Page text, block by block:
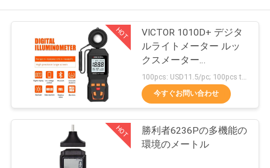
プ
ト
Reserved.
ル マルティメータ
ー
デジタル クランプ
マルティメーター
31
HOT
VICTOR 1010D+ デジタ
ルライトメーター ルッ
クスメーター
0~200000lux LED用の安
価なライト照明量ルック
スメーター
100pcs: USD11.5/pc; 100pcs to 500pcs: USD10.5/pc; 500pcs to 1000pcs: USD10 MOQ:100PCS
今すぐお問い合わせ
HOT
勝利者6236Pの多機能の
環境のメートル